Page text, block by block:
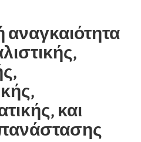
αναγκαιότητα
και